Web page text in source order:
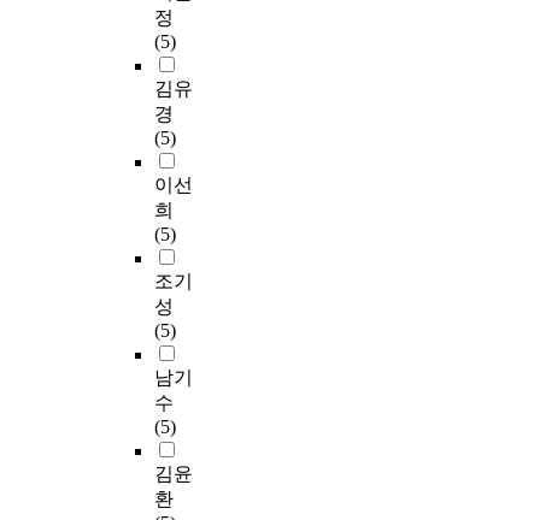
정
(5)
김유
경
(5)
이선
희
(5)
조기
성
(5)
남기
수
(5)
김윤
환